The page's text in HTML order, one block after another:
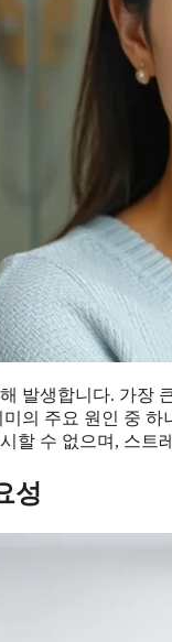
발생합니다. 가장
의 주요 원인 중
할 수 없으며, 스트
성